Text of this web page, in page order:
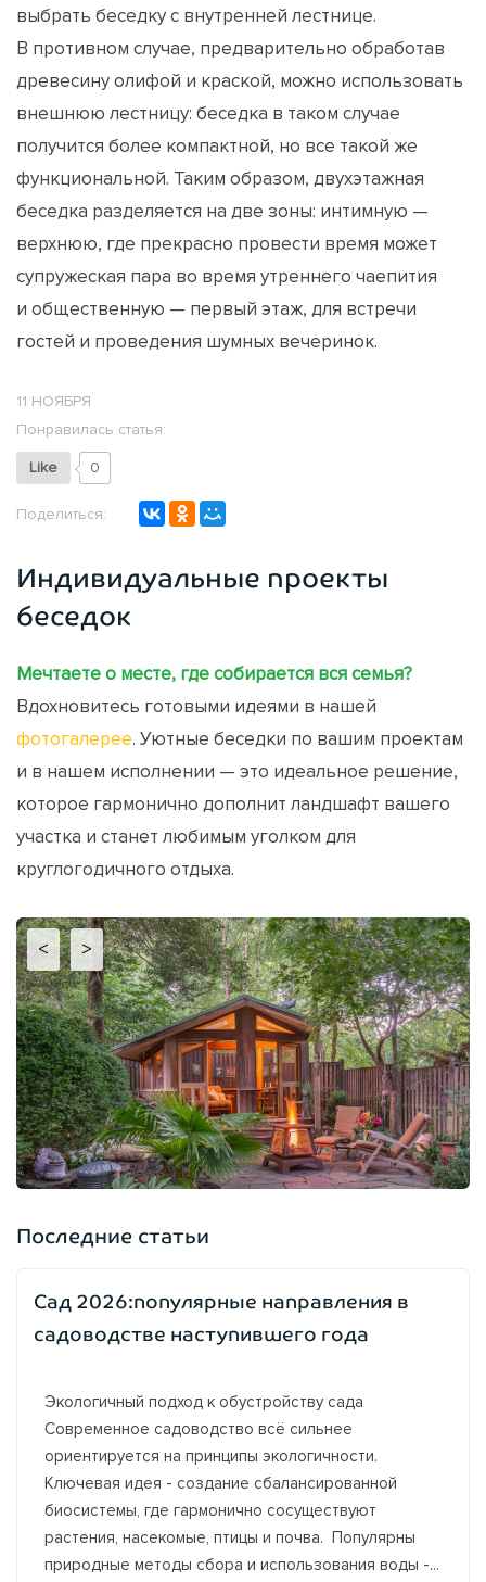
выбрать беседку с внутренней лестнице.
В противном случае, предварительно обработав
древесину олифой и краской, можно использовать
внешнюю лестницу: беседка в таком случае
получится более компактной, но все такой же
функциональной. Таким образом, двухэтажная
беседка разделяется на две зоны: интимную —
верхнюю, где прекрасно провести время может
супружеская пара во время утреннего чаепития
и общественную — первый этаж, для встречи
гостей и проведения шумных вечеринок.
11 НОЯБРЯ
Понравилась статья:
Like 0
Поделиться:
Индивидуальные проекты
беседок
Мечтаете о месте, где собирается вся семья?
Вдохновитесь готовыми идеями в нашей
фотогалерее. Уютные беседки по вашим проектам
и в нашем исполнении — это идеальное решение,
которое гармонично дополнит ландшафт вашего
участка и станет любимым уголком для
круглогодичного отдыха.
< >
Последние статьи
Сад 2026:популярные направления в
садоводстве наступившего года
Экологичный подход к обустройству сада
Современное садоводство всё сильнее
ориентируется на принципы экологичности.
Ключевая идея - создание сбалансированной
биосистемы, где гармонично сосуществуют
растения, насекомые, птицы и почва. Популярны
природные методы сбора и использования воды -...